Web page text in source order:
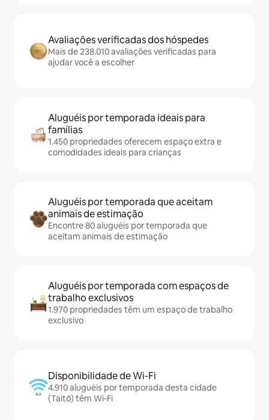
Avaliações verificadas dos hóspedes
Mais de 238.010 avaliações verificadas para
ajudar você a escolher
Aluguéis por temporada ideais para
famílias
1.450 propriedades oferecem espaço extra e
comodidades ideais para crianças
Aluguéis por temporada que aceitam
animais de estimação
Encontre 80 aluguéis por temporada que
aceitam animais de estimação
Aluguéis por temporada com espaços de
trabalho exclusivos
1.970 propriedades têm um espaço de trabalho
exclusivo
Disponibilidade de Wi-Fi
4.910 aluguéis por temporada desta cidade
(Taitō) têm Wi-Fi